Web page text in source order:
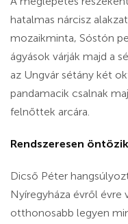
hatalmas nárcisz
mozaikminta, Sóstón
ágyások várják majd a
az Ungvár sétány két
pandamacik csalnak
felnőttek arcára.
Rendszeresen
Dicső Péter
Nyíregyháza évről évre
otthonosabb legyen